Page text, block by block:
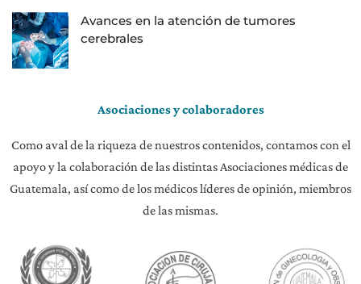
Avances en la atención de tumores
cerebrales
Asociaciones y colaboradores
Como aval de la riqueza de nuestros contenidos, contamos con el
apoyo y la colaboración de las distintas Asociaciones médicas de
Guatemala, así como de los médicos líderes de opinión, miembros
de las mismas.